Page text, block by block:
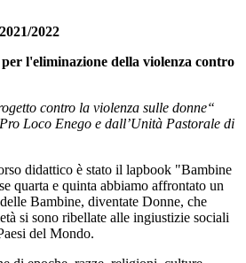
2022
l'eliminazione della violenza contro
contro la violenza sulle donne“
Loco Enego e dall’Unità Pastorale di
didattico è stato il lapbook "Bambine
quarta e quinta abbiamo affrontato un
Bambine, diventate Donne, che
si sono ribellate alle ingiustizie sociali
del Mondo.